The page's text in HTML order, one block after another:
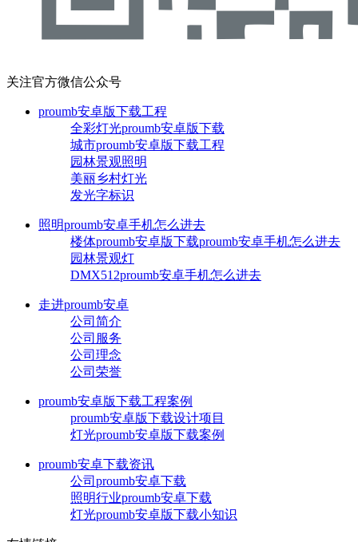
关注官方微信公众号
proumb安卓版下载工程
全彩灯光proumb安卓版下载
城市proumb安卓版下载工程
园林景观照明
美丽乡村灯光
发光字标识
照明proumb安卓手机怎么进去
楼体proumb安卓版下载proumb安卓手机怎么进去
园林景观灯
DMX512proumb安卓手机怎么进去
走进proumb安卓
公司简介
公司服务
公司理念
公司荣誉
proumb安卓版下载工程案例
proumb安卓版下载设计项目
灯光proumb安卓版下载案例
proumb安卓下载资讯
公司proumb安卓下载
照明行业proumb安卓下载
灯光proumb安卓版下载小知识